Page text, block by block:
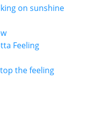
on sunshine
Feeling
the feeling